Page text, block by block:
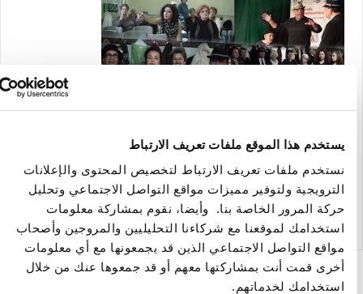
هذا الموقع ملفات تعريف الارتباط
ملفات تعريف الارتباط لتخصيص المحتوى والإعلانات
ولتوفير مميزات مواقع التواصل الاجتماعي وتحليل
المرور الخاصة بنا. وأيضا، نقوم بمشاركة معلومات
لموقعنا مع شركاءنا التحليليين والمروجين وأصحاب
التواصل الاجتماعي الذين قد يجمعونها مع أي معلومات
قمت أنت بمشاركتها معهم أو قد جمعوها عنك من خلال
لخدماتهم.
إلى المقالات